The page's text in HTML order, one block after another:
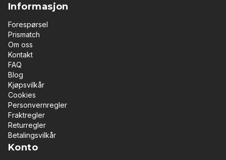
Informasjon
Forespørsel
Prismatch
Om oss
Kontakt
FAQ
Blog
Kjøpsvilkår
Cookies
Personvernregler
Fraktregler
Returregler
Betalingsvilkår
Konto